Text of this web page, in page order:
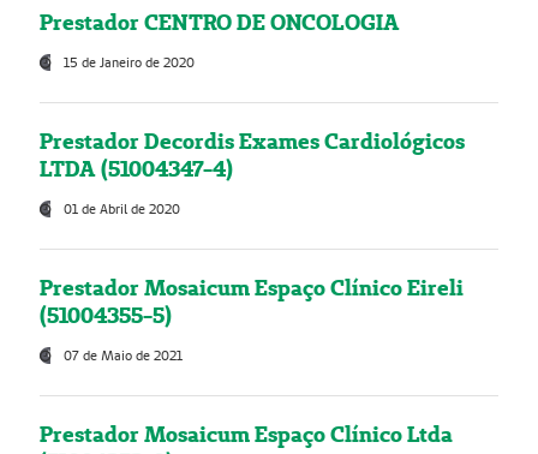
Prestador CENTRO DE ONCOLOGIA
15 de Janeiro de 2020
Prestador Decordis Exames Cardiológicos
LTDA (51004347-4)
01 de Abril de 2020
Prestador Mosaicum Espaço Clínico Eireli
(51004355-5)
07 de Maio de 2021
Prestador Mosaicum Espaço Clínico Ltda